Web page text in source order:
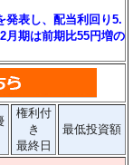
発表し、配当利回り5.
月期は前期比55円増の
権利付
き
最終日
最低投資額